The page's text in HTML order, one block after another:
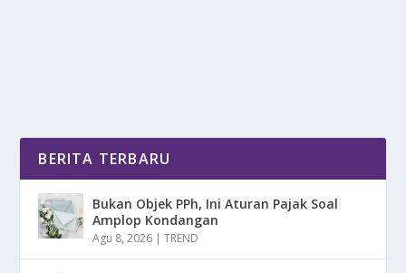
BERITA TERBARU
Bukan Objek PPh, Ini Aturan Pajak Soal
Amplop Kondangan
Agu 8, 2026 |TREND